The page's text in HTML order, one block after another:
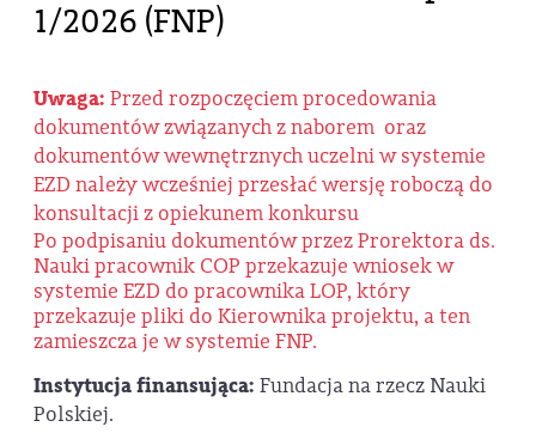
1/2026 (FNP)
Uwaga: Przed rozpoczęciem procedowania
dokumentów związanych z naborem oraz
dokumentów wewnętrznych uczelni w systemie
EZD należy wcześniej przesłać wersję roboczą do
konsultacji z opiekunem konkursu
Po podpisaniu dokumentów przez Prorektora ds.
Nauki pracownik COP przekazuje wniosek w
systemie EZD do pracownika LOP, który
przekazuje pliki do Kierownika projektu, a ten
zamieszcza je w systemie FNP.
Instytucja finansująca: Fundacja na rzecz Nauki
Polskiej.